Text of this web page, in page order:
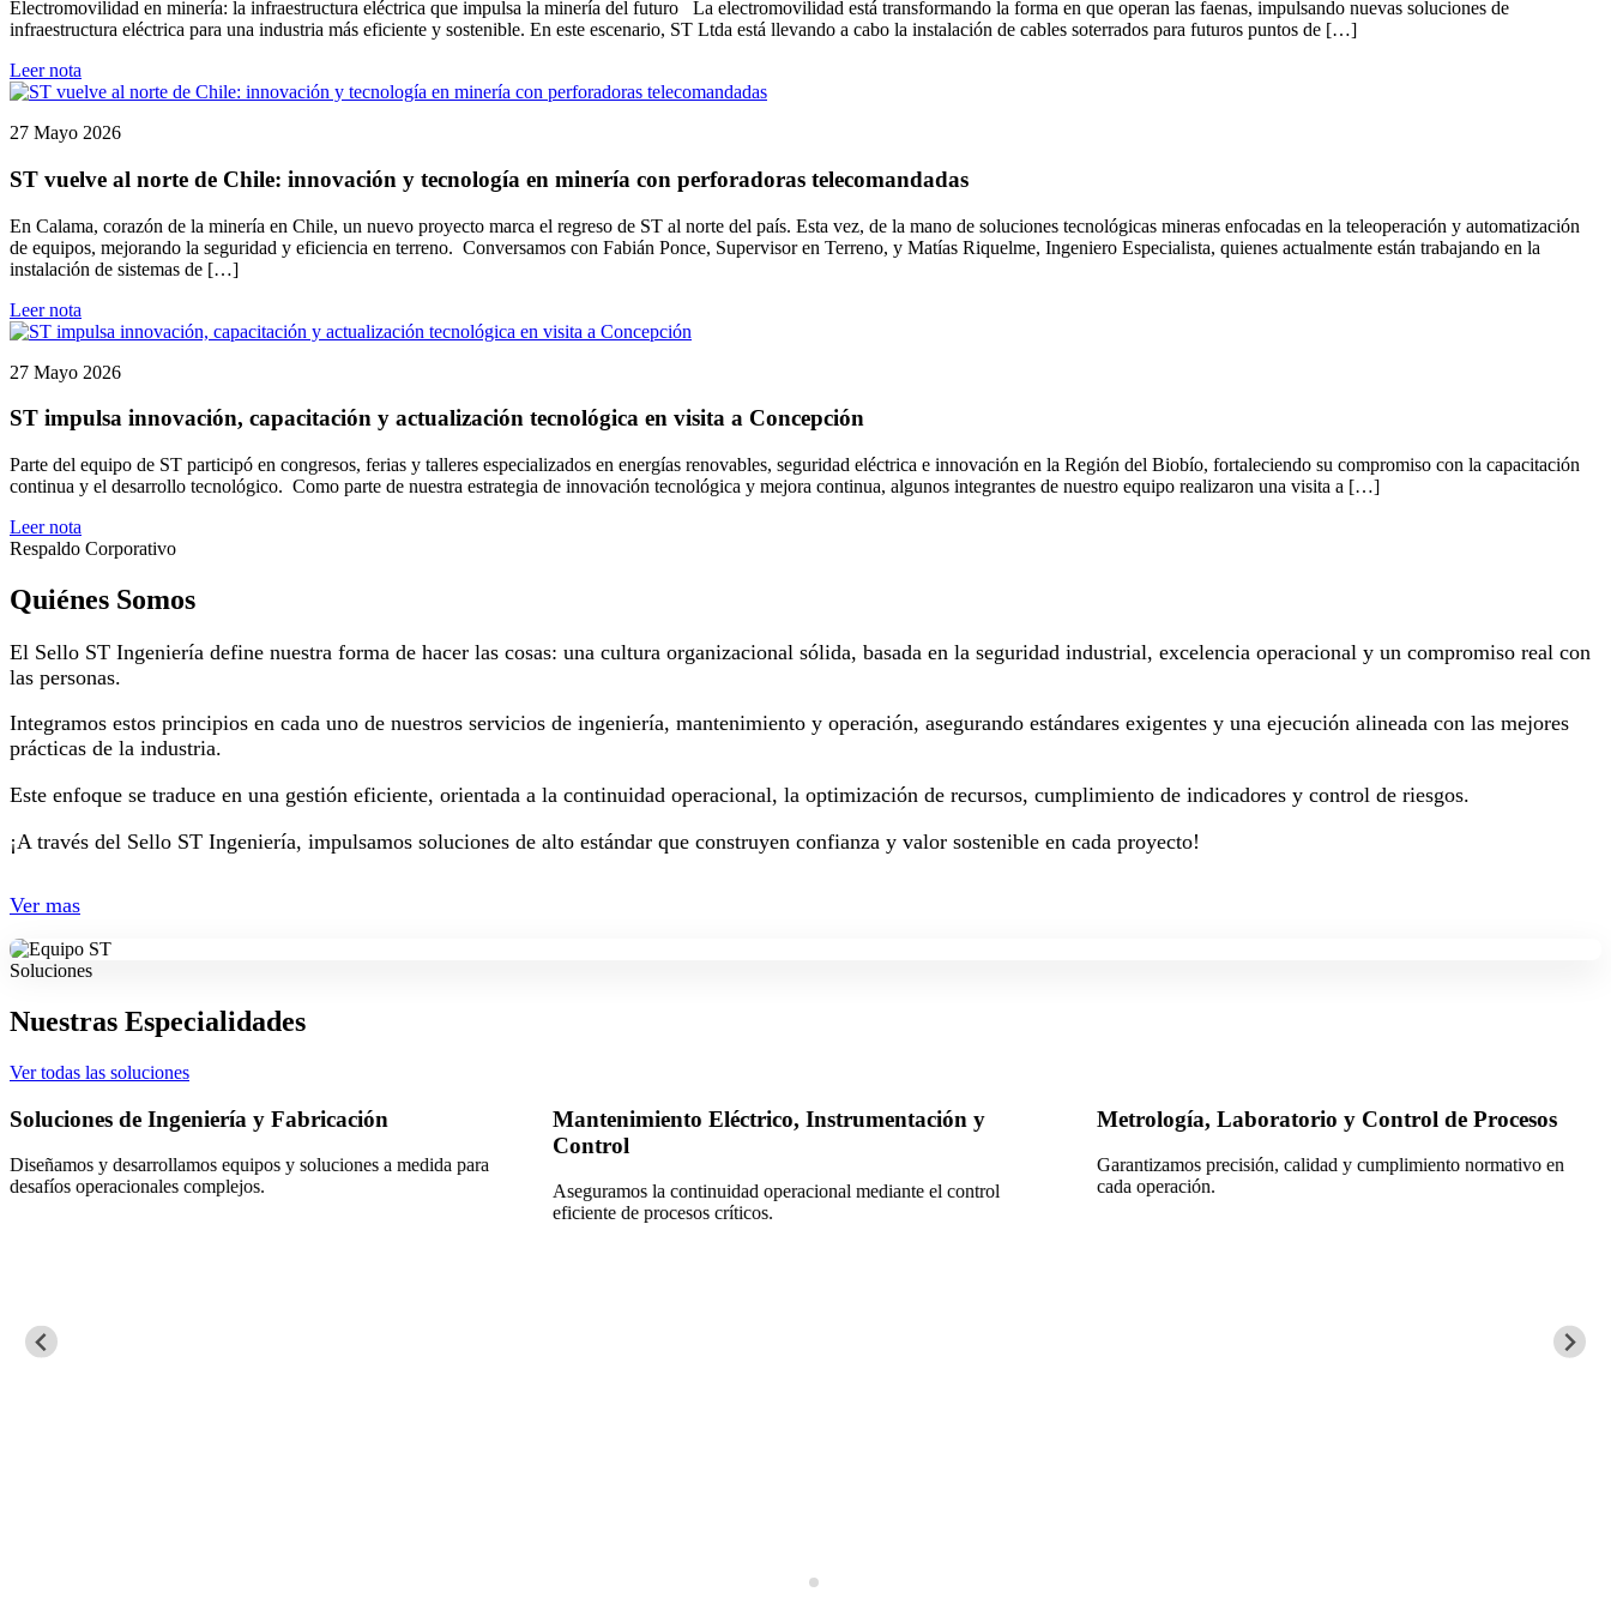
Electromovilidad en minería: la infraestructura eléctrica que impulsa la minería del futuro La electromovilidad está transformando la forma en que operan las faenas, impulsando nuevas soluciones de
infraestructura eléctrica para una industria más eficiente y sostenible. En este escenario, ST Ltda está llevando a cabo la instalación de cables soterrados para futuros puntos de […]
Leer nota
27 Mayo 2026
ST vuelve al norte de Chile: innovación y tecnología en minería con perforadoras telecomandadas
En Calama, corazón de la minería en Chile, un nuevo proyecto marca el regreso de ST al norte del país. Esta vez, de la mano de soluciones tecnológicas mineras enfocadas en la teleoperación y automatización
de equipos, mejorando la seguridad y eficiencia en terreno. Conversamos con Fabián Ponce, Supervisor en Terreno, y Matías Riquelme, Ingeniero Especialista, quienes actualmente están trabajando en la
instalación de sistemas de […]
Leer nota
27 Mayo 2026
ST impulsa innovación, capacitación y actualización tecnológica en visita a Concepción
Parte del equipo de ST participó en congresos, ferias y talleres especializados en energías renovables, seguridad eléctrica e innovación en la Región del Biobío, fortaleciendo su compromiso con la capacitación
continua y el desarrollo tecnológico. Como parte de nuestra estrategia de innovación tecnológica y mejora continua, algunos integrantes de nuestro equipo realizaron una visita a […]
Leer nota
Respaldo Corporativo
Quiénes Somos
El Sello ST Ingeniería define nuestra forma de hacer las cosas: una cultura organizacional sólida, basada en la seguridad industrial, excelencia operacional y un compromiso real con
las personas.
Integramos estos principios en cada uno de nuestros servicios de ingeniería, mantenimiento y operación, asegurando estándares exigentes y una ejecución alineada con las mejores
prácticas de la industria.
Este enfoque se traduce en una gestión eficiente, orientada a la continuidad operacional, la optimización de recursos, cumplimiento de indicadores y control de riesgos.
¡A través del Sello ST Ingeniería, impulsamos soluciones de alto estándar que construyen confianza y valor sostenible en cada proyecto!
Ver mas
Soluciones
Nuestras Especialidades
Ver todas las soluciones
Soluciones de Ingeniería y Fabricación
Diseñamos y desarrollamos equipos y soluciones a medida para
desafíos operacionales complejos.
Mantenimiento Eléctrico, Instrumentación y
Control
Aseguramos la continuidad operacional mediante el control
eficiente de procesos críticos.
Metrología, Laboratorio y Control de Procesos
Garantizamos precisión, calidad y cumplimiento normativo en
cada operación.